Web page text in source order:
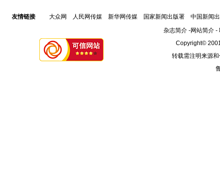
友情链接 大众网 人民网传媒 新华网传媒 国家新闻出版署
中国新闻
杂志简介-网站简介-
Copyright©
转载需注明来源